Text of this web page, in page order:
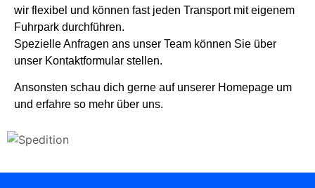
wir flexibel und können fast jeden Transport mit eigenem
Fuhrpark durchführen.
Spezielle Anfragen ans unser Team können Sie über
unser Kontaktformular stellen.
Ansonsten schau dich gerne auf unserer Homepage um
und erfahre so mehr über uns.